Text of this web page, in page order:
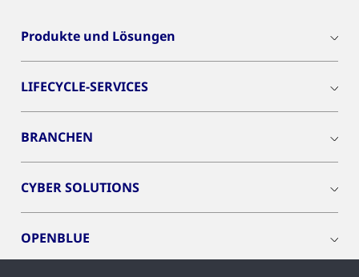
Produkte und Lösungen
LIFECYCLE-SERVICES
BRANCHEN
CYBER SOLUTIONS
OPENBLUE